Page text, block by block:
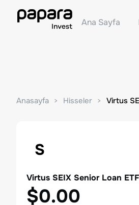
Ana Sayfa
Anasayfa Hisseler Virtus
S
Virtus SEIX Senior Loan ETF
$0.00